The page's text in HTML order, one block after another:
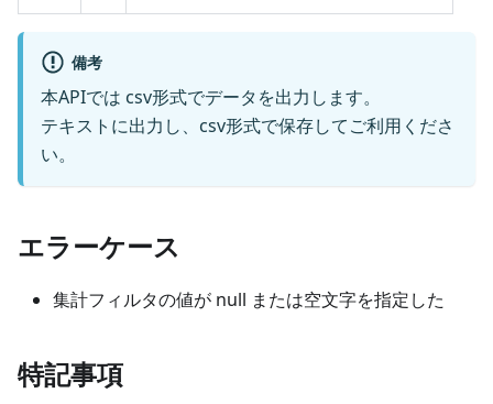
備考
本APIでは csv形式でデータを出力します。
テキストに出力し、csv形式で保存してご利用くださ
い。
エラーケース
集計フィルタの値が null または空文字を指定した
特記事項